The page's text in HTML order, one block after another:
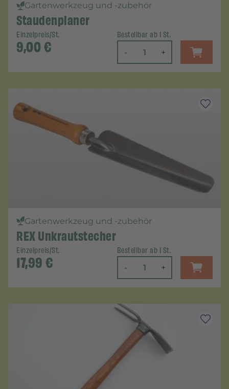
Gartenwerkzeug und -zubehör
Staudenplaner
Einzelpreis/St.
9,00€
Bestellbar ab 1 St.
- +
Gartenwerkzeug und -zubehör
REX Unkrautstecher
Einzelpreis/St.
17,99€
Bestellbar ab 1 St.
- +